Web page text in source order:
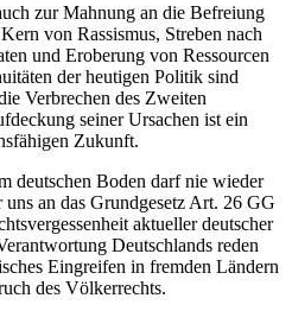
zur Mahnung an die Befreiung
von Rassismus, Streben nach
und Eroberung von Ressourcen
der heutigen Politik sind
Verbrechen des Zweiten
seiner Ursachen ist ein
Zukunft.
deutschen Boden darf nie wieder
an das Grundgesetz Art. 26 GG
aktueller deutscher
Deutschlands reden
Eingreifen in fremden Ländern
des Völkerrechts.